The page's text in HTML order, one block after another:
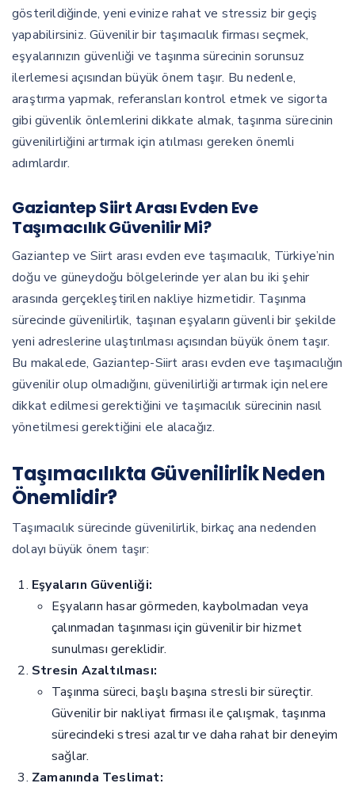
gösterildiğinde, yeni evinize rahat ve stressiz bir geçiş
yapabilirsiniz. Güvenilir bir taşımacılık firması seçmek,
eşyalarınızın güvenliği ve taşınma sürecinin sorunsuz
ilerlemesi açısından büyük önem taşır. Bu nedenle,
araştırma yapmak, referansları kontrol etmek ve sigorta
gibi güvenlik önlemlerini dikkate almak, taşınma sürecinin
güvenilirliğini artırmak için atılması gereken önemli
adımlardır.
Gaziantep Siirt Arası Evden Eve
Taşımacılık Güvenilir Mi?
Gaziantep ve Siirt arası evden eve taşımacılık, Türkiye’nin
doğu ve güneydoğu bölgelerinde yer alan bu iki şehir
arasında gerçekleştirilen nakliye hizmetidir. Taşınma
sürecinde güvenilirlik, taşınan eşyaların güvenli bir şekilde
yeni adreslerine ulaştırılması açısından büyük önem taşır.
Bu makalede, Gaziantep-Siirt arası evden eve taşımacılığın
güvenilir olup olmadığını, güvenilirliği artırmak için nelere
dikkat edilmesi gerektiğini ve taşımacılık sürecinin nasıl
yönetilmesi gerektiğini ele alacağız.
Taşımacılıkta Güvenilirlik Neden
Önemlidir?
Taşımacılık sürecinde güvenilirlik, birkaç ana nedenden
dolayı büyük önem taşır:
Eşyaların Güvenliği:
Eşyaların hasar görmeden, kaybolmadan veya
çalınmadan taşınması için güvenilir bir hizmet
sunulması gereklidir.
Stresin Azaltılması:
Taşınma süreci, başlı başına stresli bir süreçtir.
Güvenilir bir nakliyat firması ile çalışmak, taşınma
sürecindeki stresi azaltır ve daha rahat bir deneyim
sağlar.
Zamanında Teslimat: